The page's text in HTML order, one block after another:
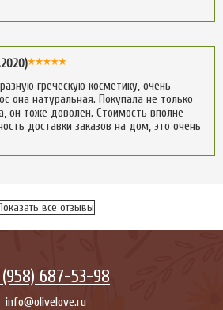
греческую косметику, очень
она натуральная. Покупала не только
он тоже доволен. Стоимость вполне
доставки заказов на дом, это очень
все отзывы
687-53-98
info@olivelove.ru